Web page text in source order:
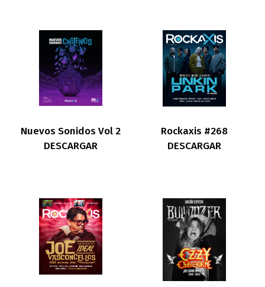
Nuevos Sonidos Vol 2
DESCARGAR
Rockaxis #268
DESCARGAR